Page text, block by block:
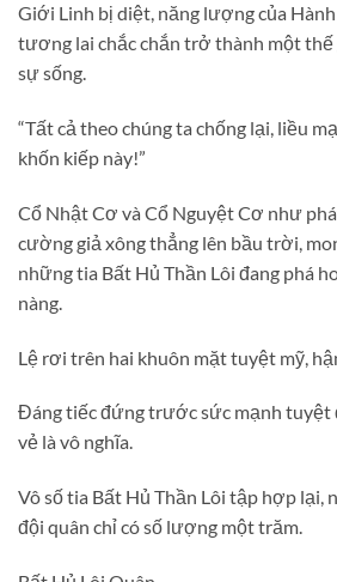
Giới Linh bị diệt, năng lượng của
tương lai chắc chắn trở thành một thế
sự sống.
“Tất cả theo chúng ta chống lại, liều
khốn kiếp này!”
Cổ Nhật Cơ và Cổ Nguyệt Cơ như
cường giả xông thẳng lên bầu trời,
những tia Bất Hủ Thần Lôi đang phá
nàng.
Lệ rơi trên hai khuôn mặt tuyệt mỹ,
Đáng tiếc đứng trước sức mạnh tuyệt
vẻ là vô nghĩa.
Vô số tia Bất Hủ Thần Lôi tập hợp lại,
đội quân chỉ có số lượng một trăm.